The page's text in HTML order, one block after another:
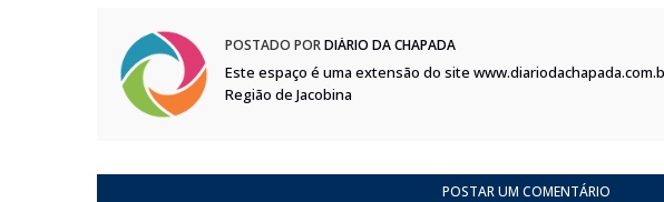
POSTADO PORDIÁRIO DA CHAPADA
Este espaço é uma extensão do site
Região de Jacobina
POSTAR UM COMENTÁRIO